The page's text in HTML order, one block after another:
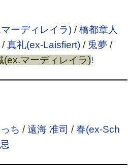
ーディレイラ)/橋都章人
真礼(ex-Laisfiert)/ 兎夢 /
(ex.マーディレイラ)!
ち /遠海 准司 /春(ex-Sch